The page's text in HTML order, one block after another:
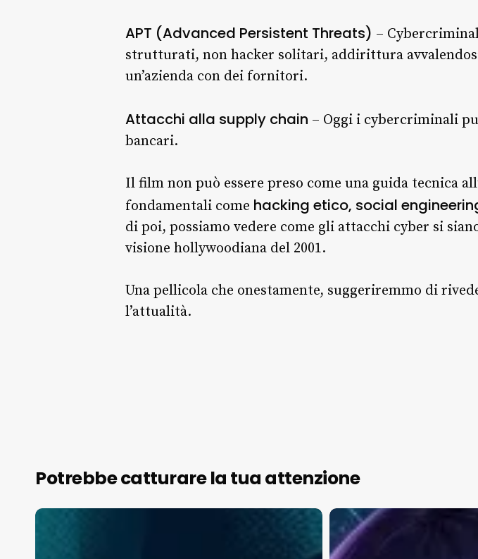
APT (Advanced Persistent Threats) –
strutturati, non hacker solitari, addirittura
un’azienda con dei fornitori.
Attacchi alla supply chain – Oggi i cybercriminali
bancari.
Il film non può essere preso come una guida tecnica
fondamentali come hacking etico, social
di poi, possiamo vedere come gli attacchi cyber si
visione hollywoodiana del 2001.
Una pellicola che onestamente, suggeriremmo di
l’attualità.
Potrebbe catturare la tua attenzione